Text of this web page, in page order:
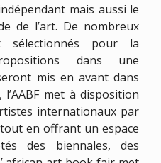
mais aussi le
de l’art. De nombreux
sélectionnés pour la
dans une
mis en avant dans
met à disposition
internationaux par
en offrant un espace
des biennales, des